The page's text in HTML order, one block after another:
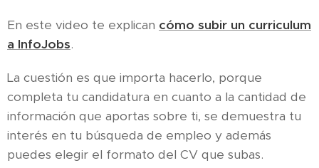
En este video te explican cómo subir un curriculum
a InfoJobs.
La cuestión es que importa hacerlo, porque
completa tu candidatura en cuanto a la cantidad de
información que aportas sobre ti, se demuestra tu
interés en tu búsqueda de empleo y además
puedes elegir el formato del CV que subas.